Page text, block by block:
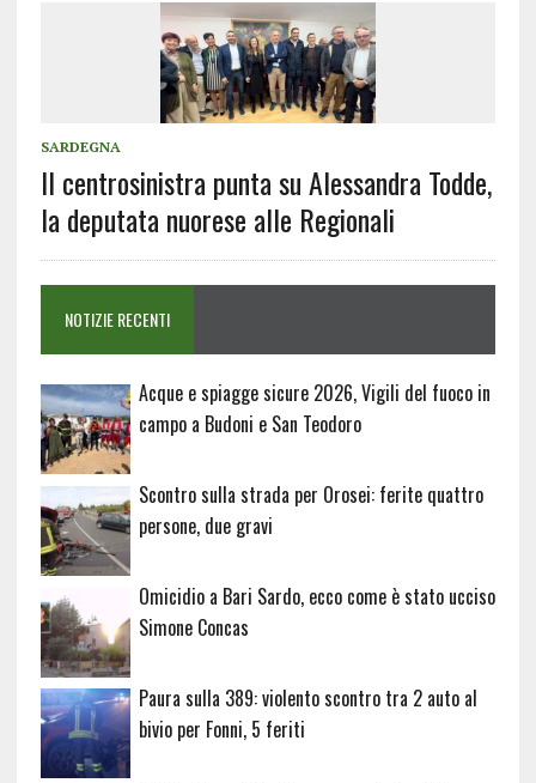
SARDEGNA
Il centrosinistra punta su Alessandra Todde,
la deputata nuorese alle Regionali
NOTIZIE RECENTI
Acque e spiagge sicure 2026, Vigili del fuoco in
campo a Budoni e San Teodoro
Scontro sulla strada per Orosei: ferite quattro
persone, due gravi
Omicidio a Bari Sardo, ecco come è stato ucciso
Simone Concas
Paura sulla 389: violento scontro tra 2 auto al
bivio per Fonni, 5 feriti